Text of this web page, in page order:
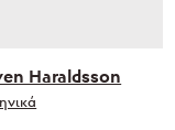
Haraldsson